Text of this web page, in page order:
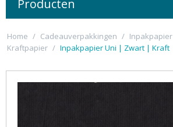
Producten
Home / Cadeauverpakkingen / Inpakpapier
Kraftpapier / Inpakpapier Uni | Zwart | Kraft